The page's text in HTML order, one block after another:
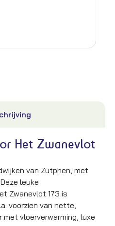
Het Zwanevlot
van Zutphen, met
leuke
Zwanevlot 173 is
voorzien van nette,
vloerverwarming, luxe